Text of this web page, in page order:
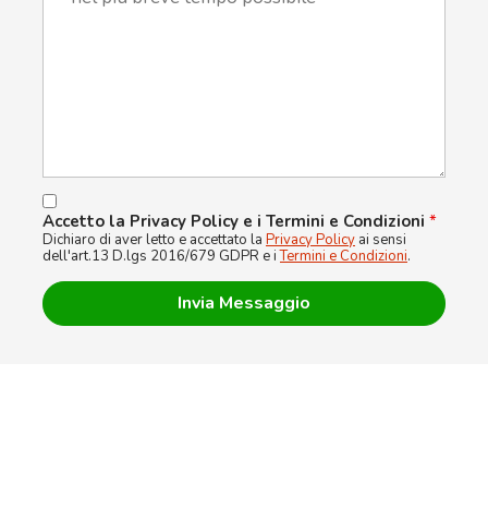
Accetto la Privacy Policy e i Termini e Condizioni *
Dichiaro di aver letto e accettato la Privacy Policy ai sensi
dell'art.13 D.lgs 2016/679 GDPR e iTermini e Condizioni.